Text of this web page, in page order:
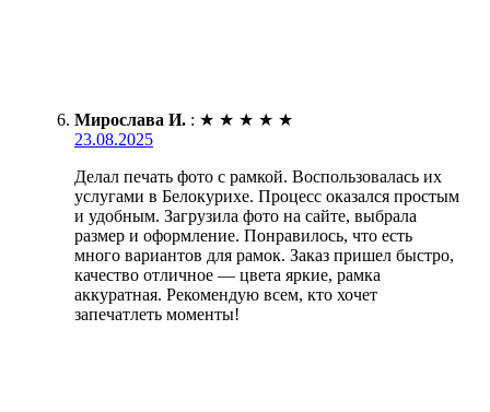
Мирослава И. : ★ ★ ★ ★ ★
23.08.2025
Делал печать фото с рамкой. Воспользовалась их
услугами в Белокурихе. Процесс оказался простым
и удобным. Загрузила фото на сайте, выбрала
размер и оформление. Понравилось, что есть
много вариантов для рамок. Заказ пришел быстро,
качество отличное — цвета яркие, рамка
аккуратная. Рекомендую всем, кто хочет
запечатлеть моменты!